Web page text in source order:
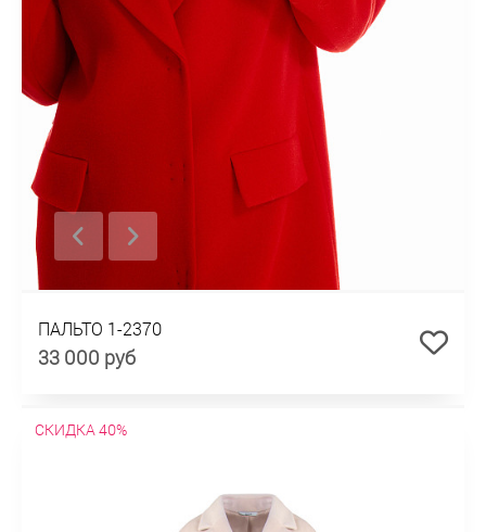
ПАЛЬТО 1-2370
33 000 руб
СКИДКА 40%